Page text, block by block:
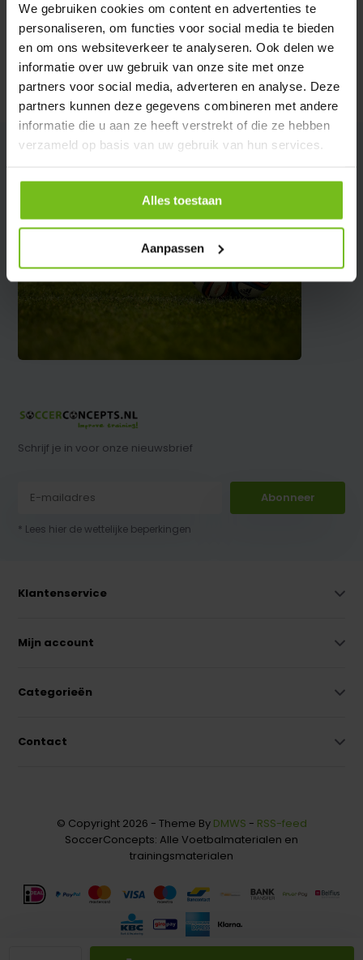
We gebruiken cookies om content en advertenties te
personaliseren, om functies voor social media te bieden
en om ons websiteverkeer te analyseren. Ook delen we
informatie over uw gebruik van onze site met onze
partners voor social media, adverteren en analyse. Deze
partners kunnen deze gegevens combineren met andere
informatie die u aan ze heeft verstrekt of die ze hebben
verzameld op basis van uw gebruik van hun services.
Alles toestaan
Aanpassen
Reviews
Delen
Schrijf je in voor onze nieuwsbrief
Abonneer
* Lees hier de wettelijke beperkingen
Klantenservice
Mijn account
Categorieën
Contact
© Copyright 2026 - Theme By DMWS - RSS-feed
SoccerConcepts: Alle Voetbalmaterialen en
trainingsmaterialen